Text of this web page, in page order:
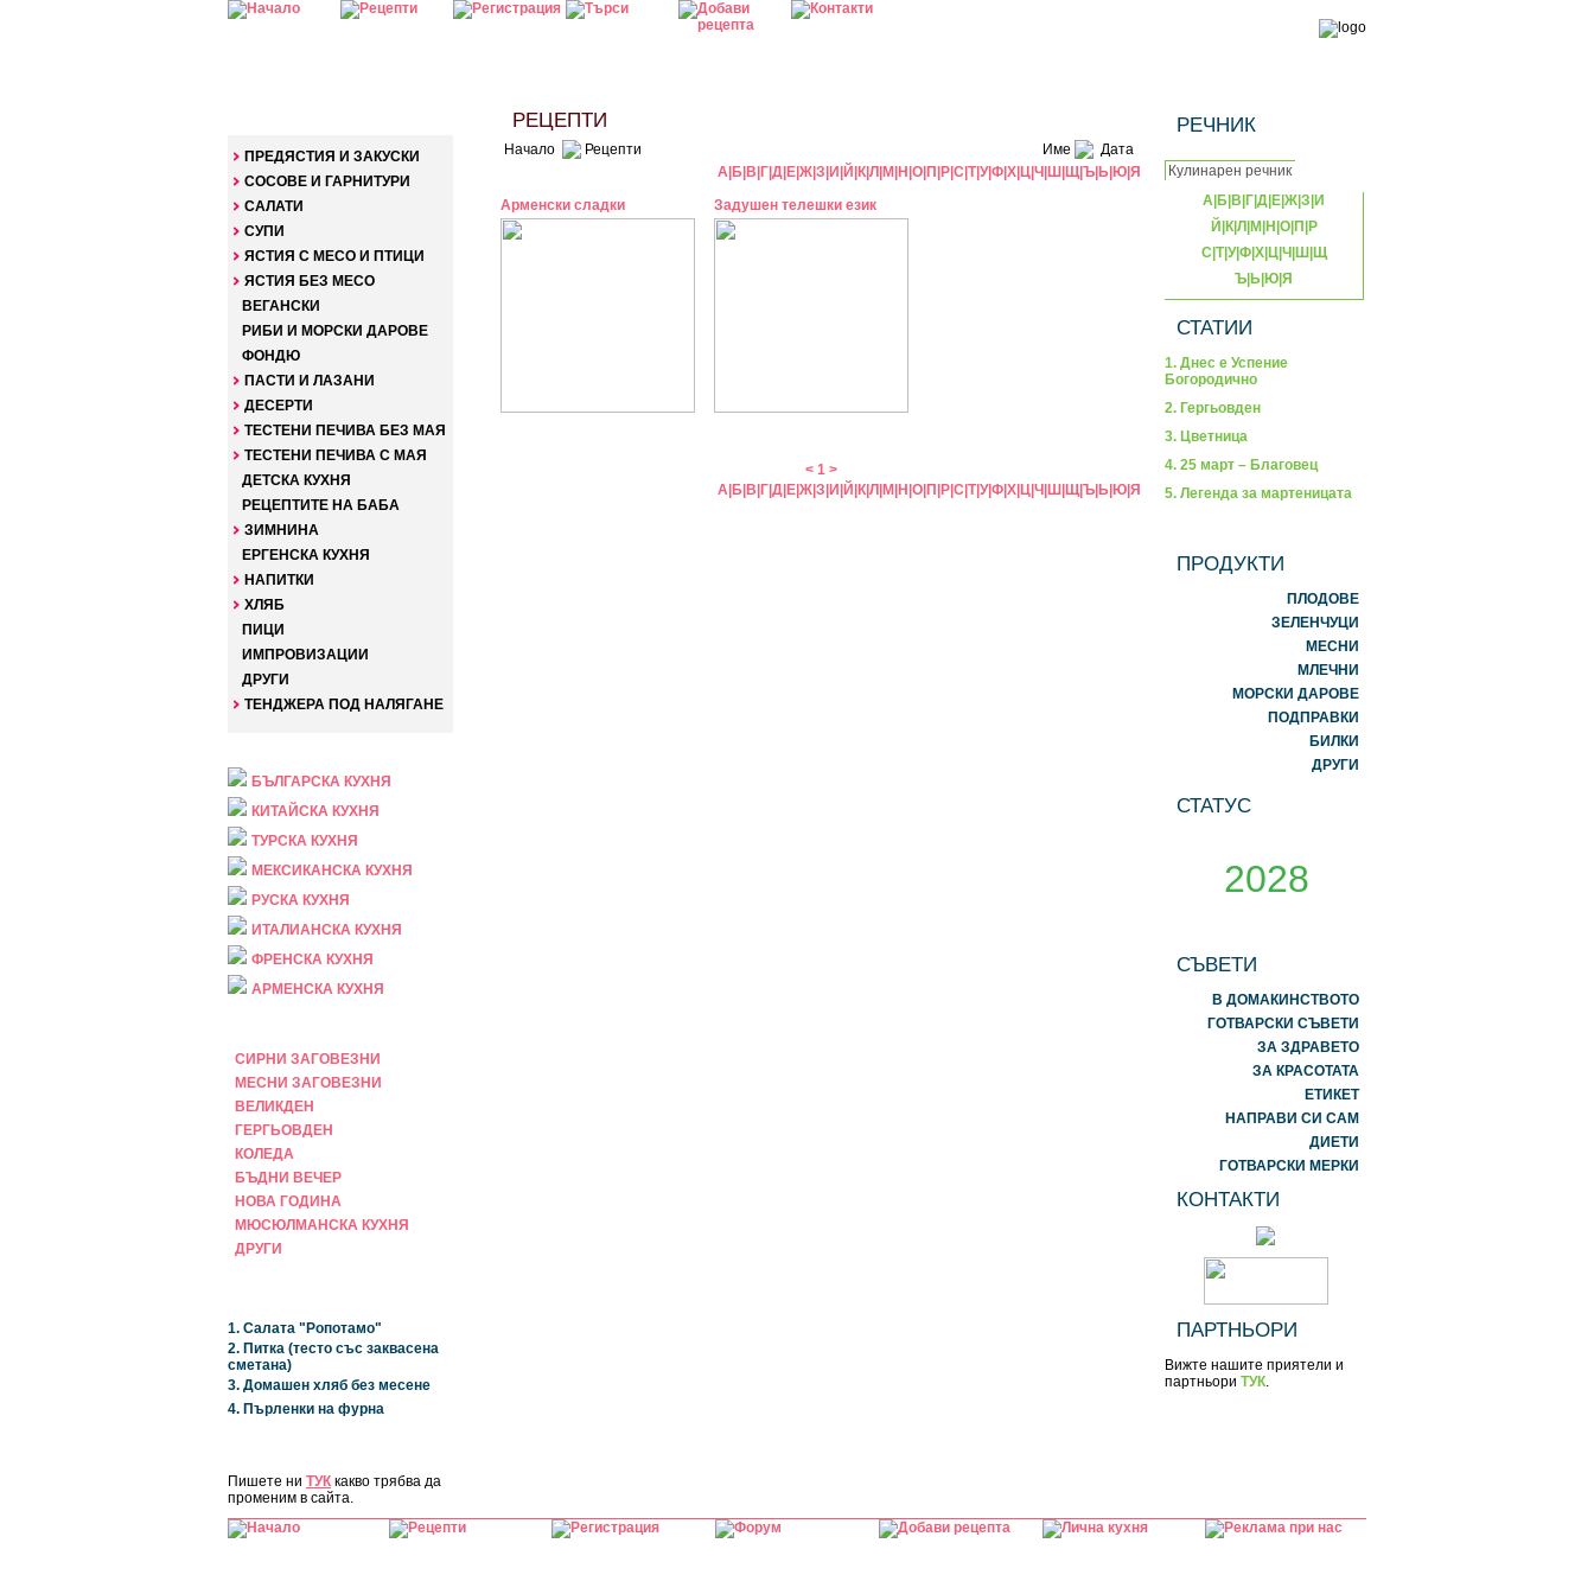
ПРЕДЯСТИЯ И ЗАКУСКИ
СОСОВЕ И ГАРНИТУРИ
САЛАТИ
СУПИ
ЯСТИЯ С МЕСО И ПТИЦИ
ЯСТИЯ БЕЗ МЕСО
ВЕГАНСКИ
РИБИ И МОРСКИ ДАРОВЕ
ФОНДЮ
ПАСТИ И ЛАЗАНИ
ДЕСЕРТИ
ТЕСТЕНИ ПЕЧИВА БЕЗ МАЯ
ТЕСТЕНИ ПЕЧИВА С МАЯ
ДЕТСКА КУХНЯ
РЕЦЕПТИТЕ НА БАБА
ЗИМНИНА
ЕРГЕНСКА КУХНЯ
НАПИТКИ
ХЛЯБ
ПИЦИ
ИМПРОВИЗАЦИИ
ДРУГИ
ТЕНДЖЕРА ПОД НАЛЯГАНЕ
БЪЛГАРСКА КУХНЯ
КИТАЙСКА КУХНЯ
ТУРСКА КУХНЯ
МЕКСИКАНСКА КУХНЯ
РУСКА КУХНЯ
ИТАЛИАНСКА КУХНЯ
ФРЕНСКА КУХНЯ
АРМЕНСКА КУХНЯ
СИРНИ ЗАГОВЕЗНИ
МЕСНИ ЗАГОВЕЗНИ
ВЕЛИКДЕН
ГЕРГЬОВДЕН
КОЛЕДА
БЪДНИ ВЕЧЕР
НОВА ГОДИНА
МЮСЮЛМАНСКА КУХНЯ
ДРУГИ
1. Салата "Ропотамо"
2. Питка (тесто със заквасена
сметана)
3. Домашен хляб без месене
4. Пърленки на фурна
Пишете ни ТУК какво трябва да
променим в сайта.
РЕЦЕПТИ
Начало Рецепти Име
Дата
А Б В Г Д Е Ж З И Й К Л М Н О П Р С Т|У|Ф Х Ц Ч Ш Щ Ъ Ь Ю Я
Арменски сладки
Задушен телешки език
< 1>
А Б В Г Д Е Ж З И Й К Л М Н О П Р С Т|У|Ф Х Ц Ч Ш Щ Ъ Ь Ю Я
РЕЧНИК
А Б В Г Д Е Ж З И
Й К| Л М Н О| П Р
С Т|У|Ф| Х| Ц| Ч Ш Щ
Ъ Ь Ю Я
СТАТИИ
1. Днес е Успение
Богородично
2. Гергьовден
3. Цветница
4. 25 март – Благовец
5. Легенда за мартеницата
ПРОДУКТИ
ПЛОДОВЕ
ЗЕЛЕНЧУЦИ
МЕСНИ
МЛЕЧНИ
МОРСКИ ДАРОВЕ
ПОДПРАВКИ
БИЛКИ
ДРУГИ
СТАТУС
2028
СЪВЕТИ
В ДОМАКИНСТВОТО
ГОТВАРСКИ СЪВЕТИ
ЗА ЗДРАВЕТО
ЗА КРАСОТАТА
ЕТИКЕТ
НАПРАВИ СИ САМ
ДИЕТИ
ГОТВАРСКИ МЕРКИ
КОНТАКТИ
ПАРТНЬОРИ
Вижте нашите приятели и
партньори ТУК.